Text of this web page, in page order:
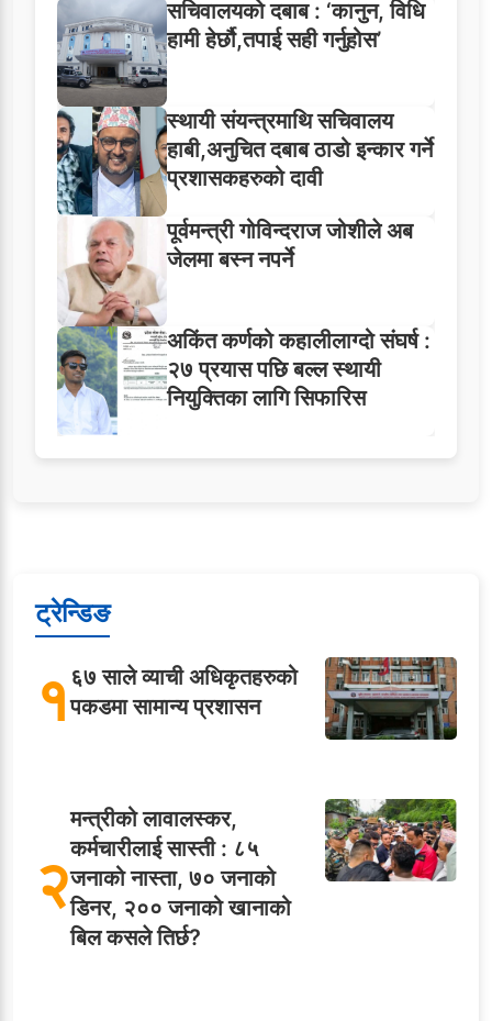
सचिवालयको दबाब : ‘कानुन, विधि
हामी हेर्छौ,तपाई सही गर्नुहोस’
स्थायी संयन्त्रमाथि सचिवालय
हाबी,अनुचित दबाब ठाडो इन्कार गर्ने
प्रशासकहरुको दावी
पूर्वमन्त्री गोविन्दराज जोशीले अब
जेलमा बस्न नपर्ने
अकिंत कर्णको कहालीलाग्दो संघर्ष :
२७ प्रयास पछि बल्ल स्थायी
नियुक्तिका लागि सिफारिस
ट्रेन्डिङ
१६७ साले व्याची अधिकृतहरुको
पकडमा सामान्य प्रशासन
२
मन्त्रीको लावालस्कर,
कर्मचारीलाई सास्ती : ८५
जनाको नास्ता, ७० जनाको
डिनर, २०० जनाको खानाको
बिल कसले तिर्छ?